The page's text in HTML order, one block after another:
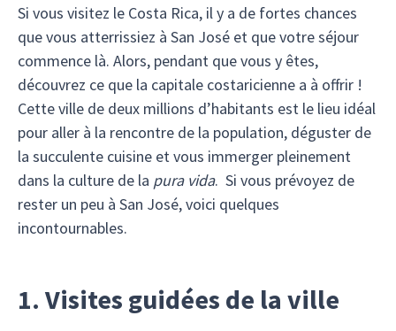
Si vous visitez le Costa Rica, il y a de fortes chances
que vous atterrissiez à San José et que votre séjour
commence là. Alors, pendant que vous y êtes,
découvrez ce que la capitale costaricienne a à offrir !
Cette ville de deux millions d’habitants est le lieu idéal
pour aller à la rencontre de la population, déguster de
la succulente cuisine et vous immerger pleinement
dans la culture de la pura vida. Si vous prévoyez de
rester un peu à San José, voici quelques
incontournables.
1. Visites guidées de la ville